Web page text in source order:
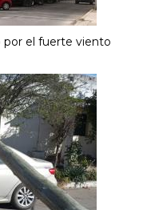
por el fuerte viento